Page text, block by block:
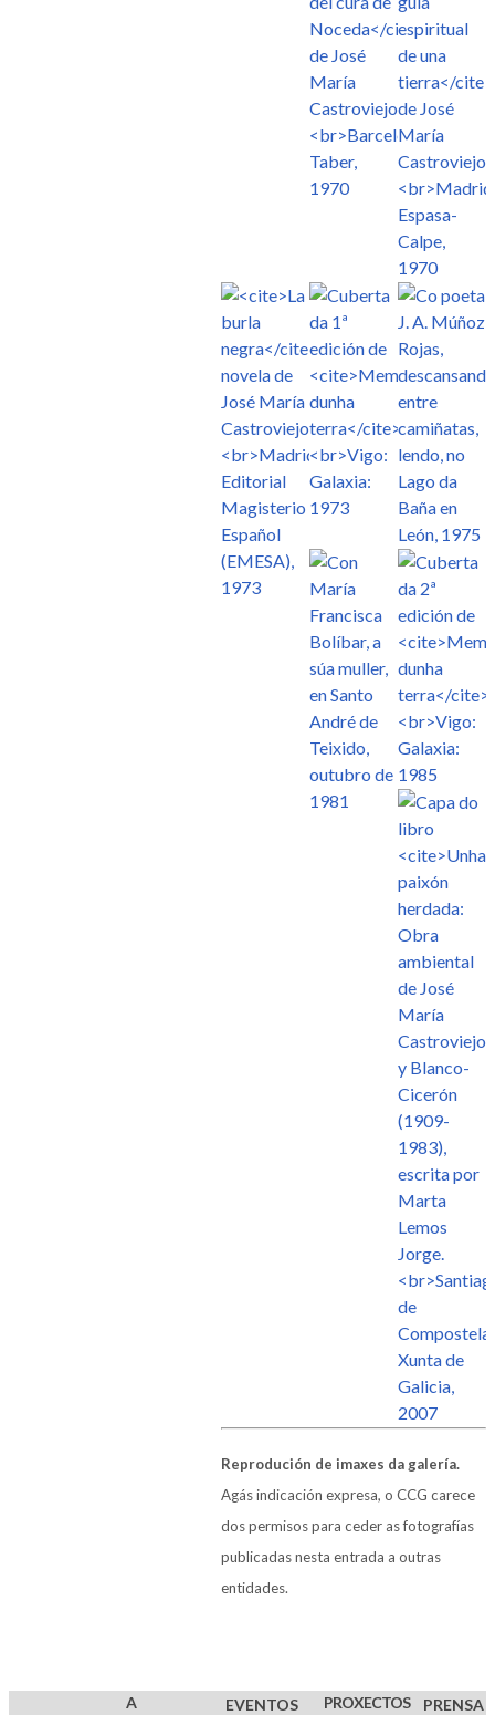
Reprodución de imaxes da galería.
Agás indicación expresa, o CCG carece
dos permisos para ceder as fotografías
publicadas nesta entrada a outras
entidades.
A
EVENTOS
PROXECTOS
PRENSA